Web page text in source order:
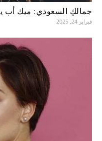
جمالكِ السعودي: ميك أب
فبراير 24, 2025